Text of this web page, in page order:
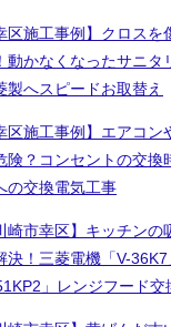
区施工事例】クロス
動かなくなったサニタ
製へスピードお取替え
区施工事例】エアコ
険？コンセントの交換
の交換電気工事
崎市幸区】キッチン
決！三菱電機「V-
」レンジフード交